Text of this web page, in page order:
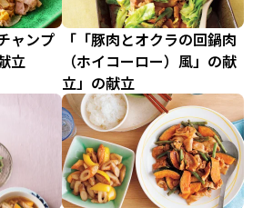
ャンプ
立
「「豚肉とオクラの回鍋肉
（ホイコーロー）風」の献
立」の献立